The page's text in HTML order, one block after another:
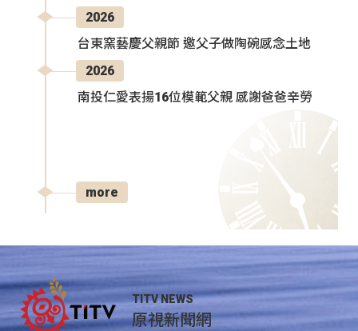
2026
台東窯藝慶父親節 邀父子做陶碗感念土地
2026
南投仁愛表揚16位模範父親 感謝爸爸辛勞
more
TITV NEWS
原視新聞網